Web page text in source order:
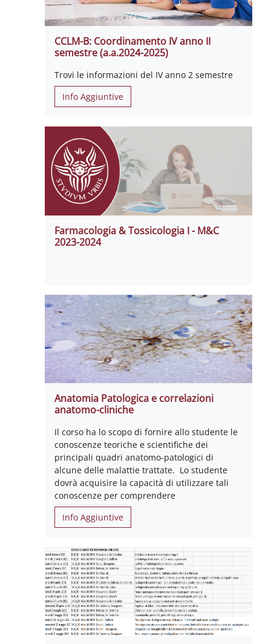
CCLM-B: Coordinamento IV anno II
semestre (a.a.2024-2025)
Trovi le informazioni del IV anno 2 semestre
Info Aggiuntive
Farmacologia & Tossicologia I - M&C
2023-2024
Anatomia Patologica e correlazioni
anatomo-cliniche
Il corso ha lo scopo di fornire allo studente le
conoscenze teoriche e scientifiche dei
principali quadri anatomo-patologici di
alcune delle malattie trattate. Lo studente
dovrà acquisire la capacità di utilizzare tali
conoscenze per comprendere
Info Aggiuntive